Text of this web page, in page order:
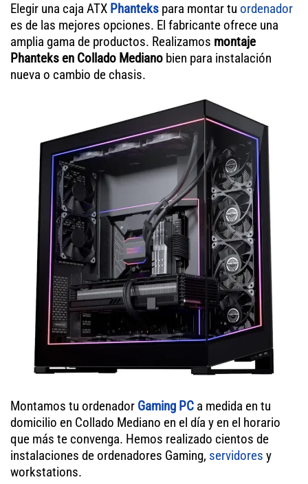
Elegir una caja ATX Phanteks para montar tu ordenador
es de las mejores opciones. El fabricante ofrece una
amplia gama de productos. Realizamos montaje
Phanteks en Collado Mediano bien para instalación
nueva o cambio de chasis.
Montamos tu ordenador Gaming PC a medida en tu
domicilio en Collado Mediano en el día y en el horario
que más te convenga. Hemos realizado cientos de
instalaciones de ordenadores Gaming, servidores y
workstations.